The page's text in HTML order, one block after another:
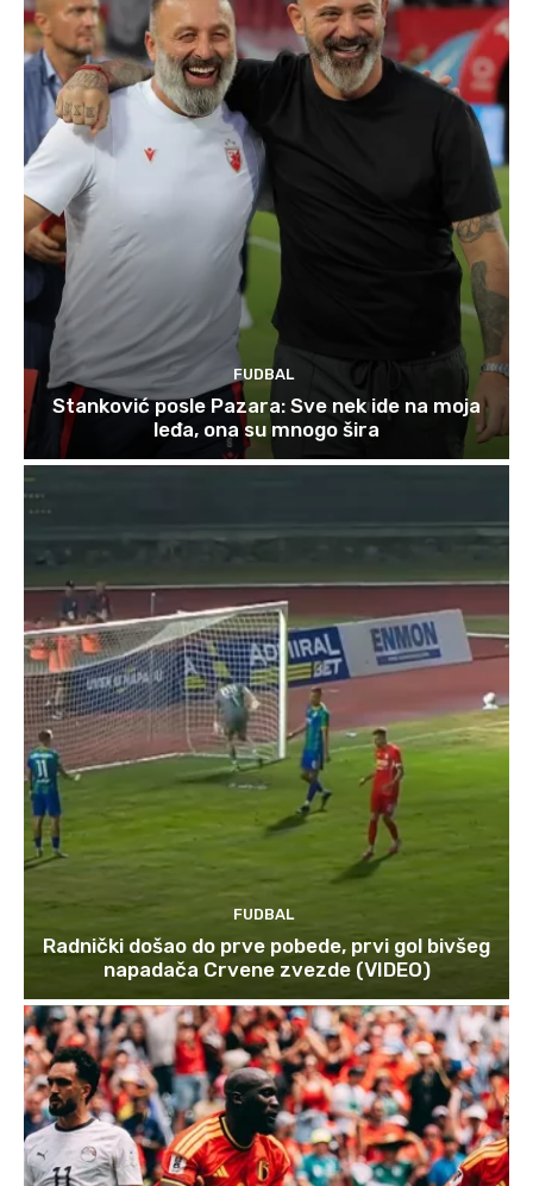
FUDBAL
Stanković posle Pazara: Sve nek ide na moja
leđa, ona su mnogo šira
FUDBAL
Radnički došao do prve pobede, prvi gol bivšeg
napadača Crvene zvezde (VIDEO)